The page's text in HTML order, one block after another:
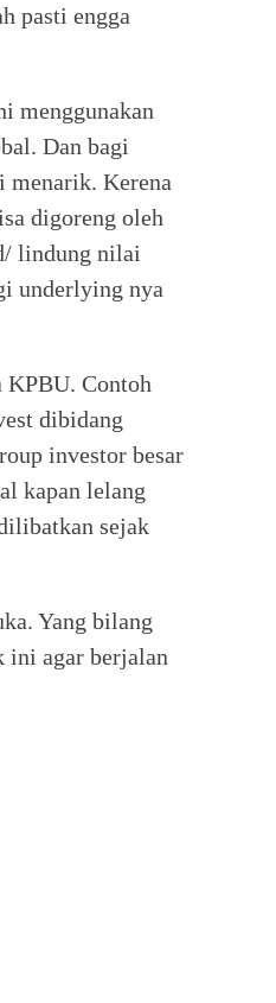
pasti engga
menggunakan
Dan bagi
menarik. Kerena
digoreng oleh
lindung nilai
underlying nya
KPBU. Contoh
dibidang
investor besar
kapan lelang
sejak
Yang bilang
ini agar berjalan